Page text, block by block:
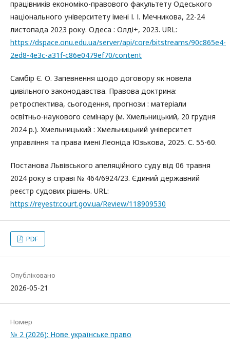
працівників економіко-правового факультету Одеського
національного університету імені І. І. Мечникова, 22-24
листопада 2023 року. Одеса : Олді+, 2023. URL:
https://dspace.onu.edu.ua/server/api/core/bitstreams/90c865e4-
2ed8-4e3c-a31f-c86e0479ef70/content
Самбір Є. О. Запевнення щодо договору як новела
цивільного законодавства. Правова доктрина:
ретроспектива, сьогодення, прогнози : матеріали
освітньо-наукового семінару (м. Хмельницький, 20 грудня
2024 р.). Хмельницький : Хмельницький університет
управління та права імені Леоніда Юзькова, 2025. С. 55-60.
Постанова Львівського апеляційного суду від 06 травня
2024 року в справі № 464/6924/23. Єдиний державний
реєстр судових рішень. URL:
https://reyestr.court.gov.ua/Review/118909530
PDF
Опубліковано
2026-05-21
Номер
№ 2 (2026): Нове українське право